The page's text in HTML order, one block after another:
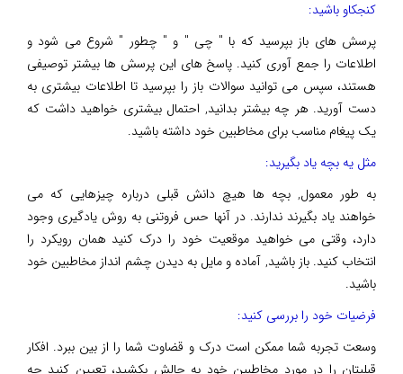
کنجکاو باشید:
پرسش های باز بپرسید که با " چی " و " چطور " شروع می شود و
اطلاعات را جمع آوری کنید. پاسخ های این پرسش ها بیشتر توصیفی
هستند، سپس می توانید سوالات باز را بپرسید تا اطلاعات بیشتری به
دست آورید. هر چه بیشتر بدانید, احتمال بیشتری خواهید داشت که
یک پیغام مناسب برای مخاطبین خود داشته باشید.
مثل یه بچه یاد بگیرید:
به طور معمول, بچه ها هیچ دانش قبلی درباره چیزهایی که می
خواهند یاد بگیرند ندارند. در آنها حس فروتنی به روش یادگیری وجود
دارد، وقتی می خواهید موقعیت خود را درک کنید همان رویکرد را
انتخاب کنید. باز باشید, آماده و مایل به دیدن چشم انداز مخاطبین خود
باشید.
فرضیات خود را بررسی کنید:
وسعت تجربه شما ممکن است درک و قضاوت شما را از بین ببرد. افکار
قبلیتان را در مورد مخاطبین خود به چالش بکشید، تعیین کنید چه